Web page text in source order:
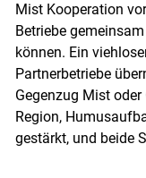
Mist Kooperation
Betriebe
können. Ein
Partnerbetriebe
Gegenzug Mist
Region,
gestärkt, und beide